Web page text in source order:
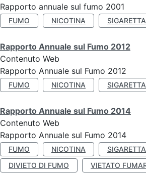
Rapporto annuale sul fumo 2001
FUMO NICOTINA SIGARETTA
Rapporto Annuale sul Fumo 2012
Contenuto Web
Rapporto Annuale sul Fumo 2012
FUMO NICOTINA SIGARETTA
Rapporto Annuale sul Fumo 2014
Contenuto Web
Rapporto Annuale sul Fumo 2014
FUMO NICOTINA SIGARETTA
DIVIETO DI FUMO
VIETATO